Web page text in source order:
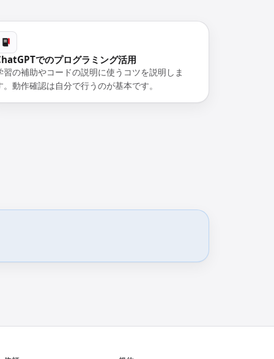
でのプログラミング活用
習の補助やコードの説明に使うコツを説明しま
。動作確認は自分で行うのが基本です。